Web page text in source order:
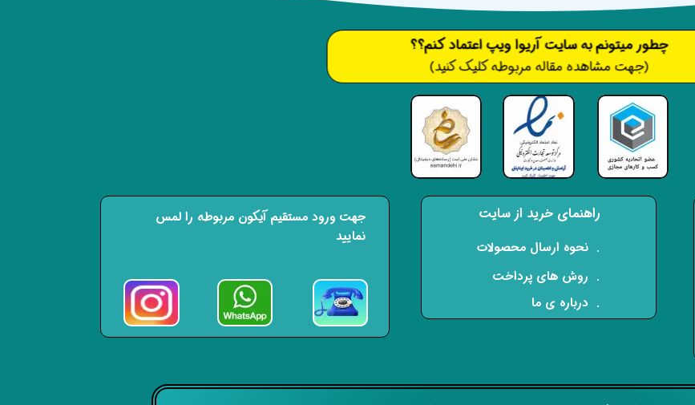
​​​چطور میتونم به سایت آریوا ویپ اعتماد کنم؟؟
(جهت مشاهده مقاله مربوطه کلیک کنید)
راهنمای خرید از سایت
​. نحوه ارسال محصولات
. روش های پرداخت
. درباره ی ما
جهت ورود مستقیم آیکون مربوطه را لمس
نمایید